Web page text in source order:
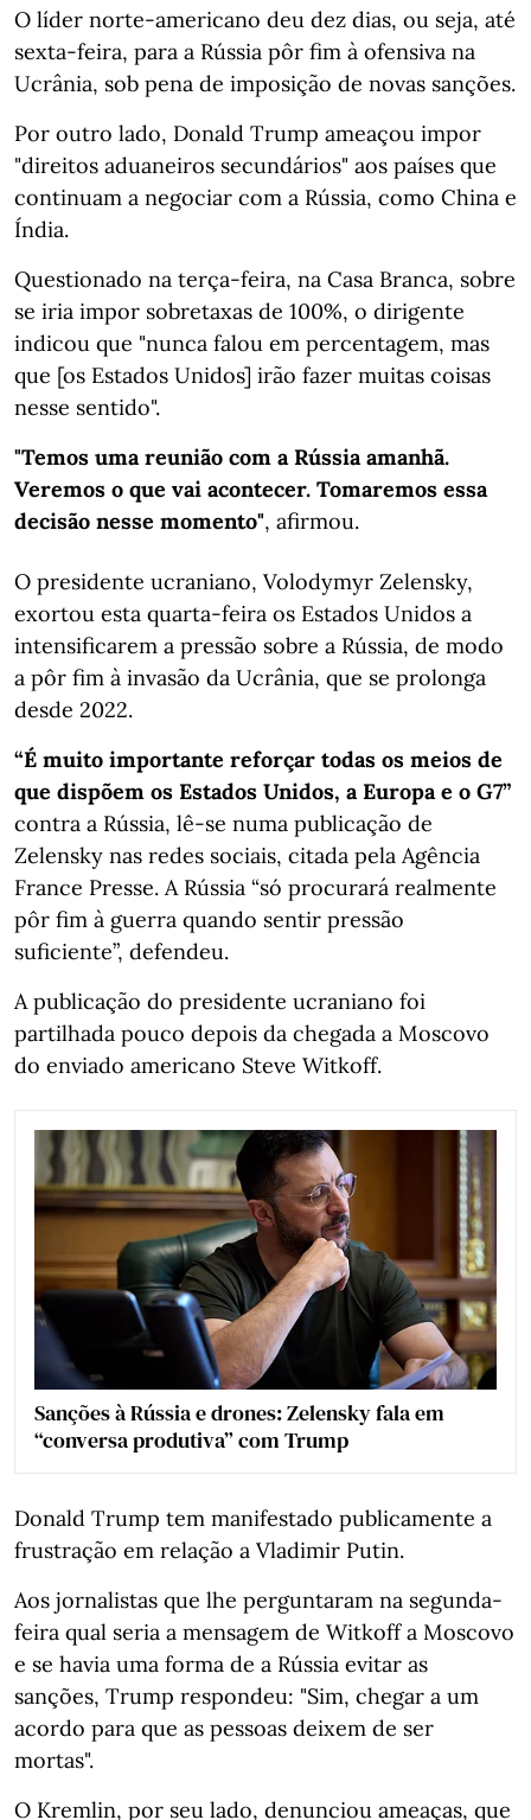
O líder norte-americano deu dez dias, ou seja, até
sexta-feira, para a Rússia pôr fim à ofensiva na
Ucrânia, sob pena de imposição de novas sanções.
Por outro lado, Donald Trump ameaçou impor
"direitos aduaneiros secundários" aos países que
continuam a negociar com a Rússia, como China e
Índia.
Questionado na terça-feira, na Casa Branca, sobre
se iria impor sobretaxas de 100%, o dirigente
indicou que "nunca falou em percentagem, mas
que [os Estados Unidos] irão fazer muitas coisas
nesse sentido".
"Temos uma reunião com a Rússia amanhã.
Veremos o que vai acontecer. Tomaremos essa
decisão nesse momento", afirmou.
O presidente ucraniano, Volodymyr Zelensky,
exortou esta quarta-feira os Estados Unidos a
intensificarem a pressão sobre a Rússia, de modo
a pôr fim à invasão da Ucrânia, que se prolonga
desde 2022.
“É muito importante reforçar todas os meios de
que dispõem os Estados Unidos, a Europa e o G7”
contra a Rússia, lê-se numa publicação de
Zelensky nas redes sociais, citada pela Agência
France Presse. A Rússia “só procurará realmente
pôr fim à guerra quando sentir pressão
suficiente”, defendeu.
A publicação do presidente ucraniano foi
partilhada pouco depois da chegada a Moscovo
do enviado americano Steve Witkoff.
Sanções à Rússia e drones: Zelensky fala em
“conversa produtiva” com Trump
Donald Trump tem manifestado publicamente a
frustração em relação a Vladimir Putin.
Aos jornalistas que lhe perguntaram na segunda-
feira qual seria a mensagem de Witkoff a Moscovo
e se havia uma forma de a Rússia evitar as
sanções, Trump respondeu: "Sim, chegar a um
acordo para que as pessoas deixem de ser
mortas".
O Kremlin, por seu lado, denunciou ameaças, que